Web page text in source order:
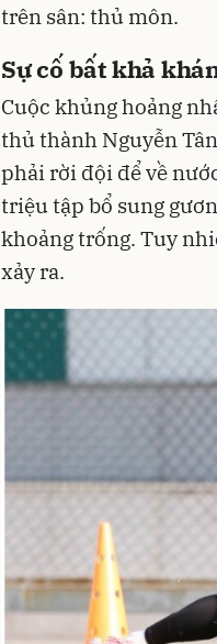
trên sân: thủ môn.
Sự cố bất khả
Cuộc khủng hoảng
thủ thành Nguyễn
phải rời đội để về
triệu tập bổ sung
khoảng trống. Tuy
xảy ra.